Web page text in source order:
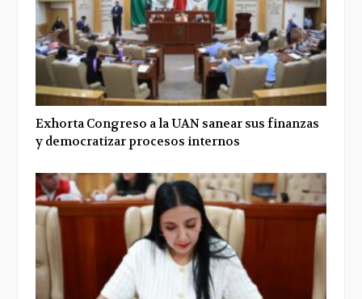
Exhorta Congreso a la UAN sanear sus finanzas
y democratizar procesos internos